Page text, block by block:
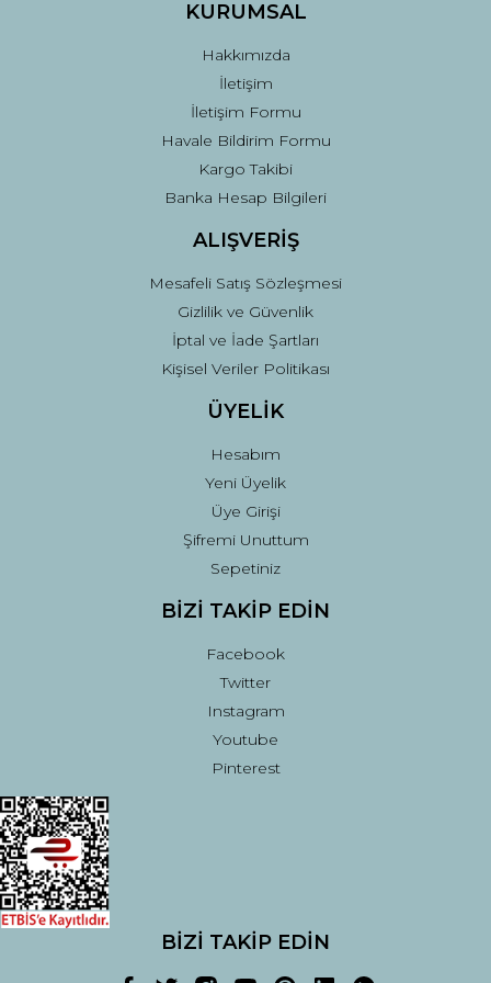
Ürün fiyatı diğer sitelerden daha pahalı.
Gönder
KURUMSAL
Hakkımızda
İletişim
İletişim Formu
Havale Bildirim Formu
Kargo Takibi
Banka Hesap Bilgileri
ALIŞVERİŞ
Mesafeli Satış Sözleşmesi
Gizlilik ve Güvenlik
İptal ve İade Şartları
Kişisel Veriler Politikası
ÜYELİK
Hesabım
Yeni Üyelik
Üye Girişi
Şifremi Unuttum
Sepetiniz
BİZİ TAKİP EDİN
Facebook
Twitter
Instagram
Youtube
Pinterest
BİZİ TAKİP EDİN